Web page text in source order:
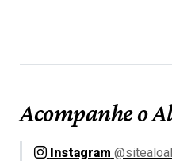
Acompanhe o
Instagram